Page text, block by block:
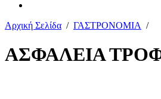
Αρχική Σελίδα / ΓΑΣΤΡΟΝΟΜΙΑ /
ΑΣΦΑΛΕΙΑ